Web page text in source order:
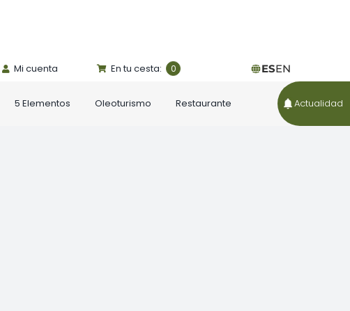
Mi cuenta En tu cesta: 0 ESEN
5 Elementos Oleoturismo Restaurante Actualidad